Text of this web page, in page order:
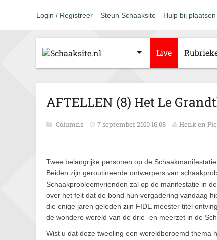
Login / Registreer Steun Schaaksite Hulp bij
Live
AFTELLEN (8) Het Le
Columns 7 september 2010 16:08 Henk en
Twee belangrijke personen op de
Beiden zijn geroutineerde ontwerpers van
Schaakprobleemvrienden zal op de manifestatie in
over het feit dat de bond hun vergadering vandaag
die enige jaren geleden zijn FIDE meester titel
de wondere wereld van de drie- en meerzet in de
Wist u dat deze tweeling een wereldberoemd thema